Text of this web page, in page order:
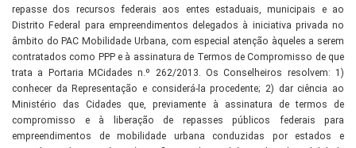
repasse dos recursos federais aos entes estaduais, municipais e ao
Distrito Federal para empreendimentos delegados à iniciativa privada no
âmbito do PAC Mobilidade Urbana, com especial atenção àqueles a serem
contratados como PPP e à assinatura de Termos de Compromisso de que
trata a Portaria MCidades n.º 262/2013. Os Conselheiros resolvem: 1)
conhecer da Representação e considerá-la procedente; 2) dar ciência ao
Ministério das Cidades que, previamente à assinatura de termos de
compromisso e à liberação de repasses públicos federais para
empreendimentos de mobilidade urbana conduzidas por estados e